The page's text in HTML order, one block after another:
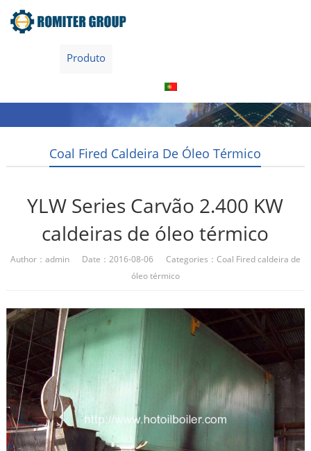
Produto
Coal Fired Caldeira De Óleo Térmico
YLW Series Carvão 2.400 KW
caldeiras de óleo térmico
Author：admin Date：2016-08-06 Categories： Coal Fired caldeira de
óleo térmico